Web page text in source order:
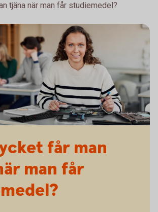
tjäna när man får studiemedel?
får man
man får